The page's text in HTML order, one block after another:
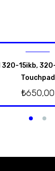
320-15ikb,
Touchpad
₺650,00